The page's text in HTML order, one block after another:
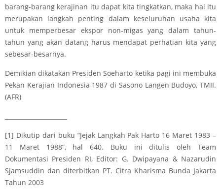
barang-barang kerajinan itu dapat kita tingkatkan, maka hal itu
merupakan langkah penting dalam keseluruhan usaha kita
untuk memperbesar ekspor non-migas yang dalam tahun-
tahun yang akan datang harus mendapat perhatian kita yang
sebesar-besarnya.
Demikian dikatakan Presiden Soeharto ketika pagi ini membuka
Pekan Kerajian Indonesia 1987 di Sasono Langen Budoyo, TMII.
(AFR)
[1] Dikutip dari buku “Jejak Langkah Pak Harto 16 Maret 1983 –
11 Maret 1988”, hal 640. Buku ini ditulis oleh Team
Dokumentasi Presiden RI, Editor: G. Dwipayana & Nazarudin
Sjamsuddin dan diterbitkan PT. Citra Kharisma Bunda Jakarta
Tahun 2003